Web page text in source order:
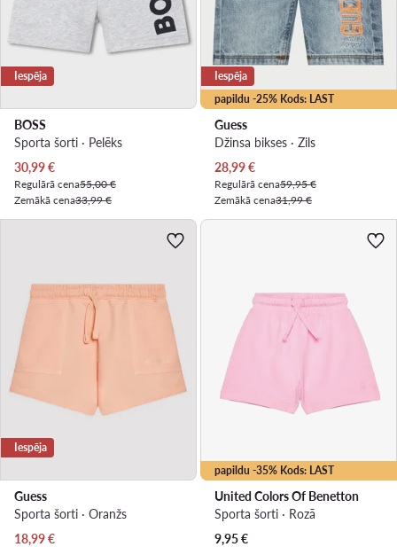
Iespēja
BOSS
Sporta šorti · Pelēks
Pašreizējā cena
30,99€
Regulārā cena55,00 €
Zemākā cena33,99 €
papildu -25% Kods: LAST
Iespēja
Guess
Džinsa bikses · Zils
Pašreizējā cena
28,99€
Regulārā cena59,95 €
Zemākā cena31,99 €
Iespēja
Guess
Sporta šorti · Oranžs
Pašreizējā cena
18,99€
papildu -35% Kods: LAST
United Colors Of Benetton
Sporta šorti · Rozā
9,95€